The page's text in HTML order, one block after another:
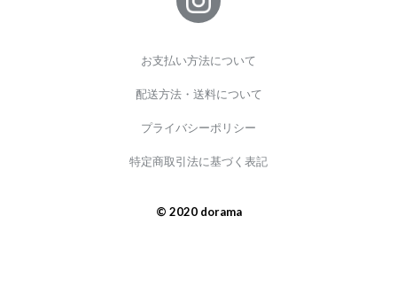
お支払い方法について
配送方法・送料について
プライバシーポリシー
特定商取引法に基づく表記
© 2020 dorama